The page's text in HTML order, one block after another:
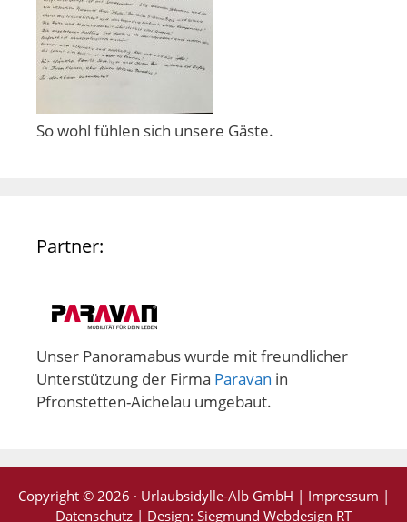
So wohl fühlen sich unsere Gäste.
Partner:
Unser Panoramabus wurde mit freundlicher
Unterstützung der Firma Paravan in
Pfronstetten-Aichelau umgebaut.
Copyright © 2026 · Urlaubsidylle-Alb GmbH | Impressum |
Datenschutz | Design: Siegmund Webdesign RT